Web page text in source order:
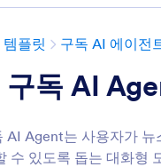
플릿 구독 AI 에이전
구독 AI
AI Agent는 사용자가
수 있도록 돕는 대화형